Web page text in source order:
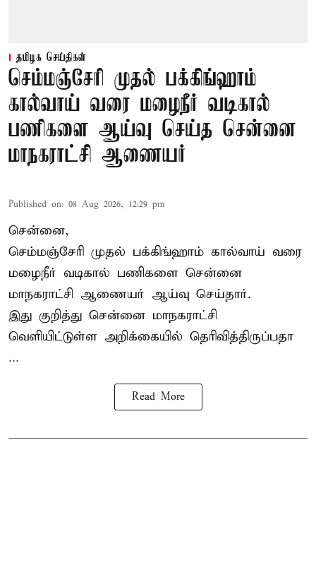
தமிழக செய்திகள்
செம்மஞ்சேரி முதல் பக்கிங்ஹாம்
கால்வாய் வரை மழைநீர் வடிகால்
பணிகளை ஆய்வு செய்த சென்னை
மாநகராட்சி ஆணையர்
Published on: 08 Aug 2026, 12:29 pm
சென்னை,
செம்மஞ்சேரி முதல் பக்கிங்ஹாம் கால்வாய் வரை
மழைநீர் வடிகால் பணிகளை சென்னை
மாநகராட்சி ஆணையர் ஆய்வு செய்தார்.
இது குறித்து சென்னை மாநகராட்சி
வெளியிட்டுள்ள அறிக்கையில் தெரிவித்திருப்பதா
...
Read More